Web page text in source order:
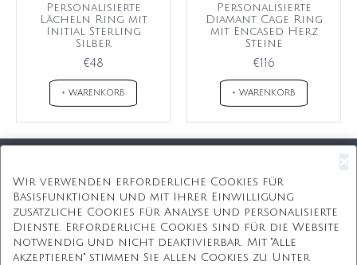
Personalisierte
Lächeln Ring mit
Initial Sterling
Silber
€48
+ WARENKORB
Personalisierte
Diamant Cage Ring
mit Encased Herz
Steine
€116
+ WARENKORB
Kostenlose Geschenkbox
Kostenlose Gravur
Wir verwenden erforderliche Cookies für
Basisfunktionen und mit Ihrer Einwilligung
zusätzliche Cookies für Analyse und personalisierte
Dienste. Erforderliche Cookies sind für die Website
notwendig und nicht deaktivierbar. Mit "Alle
akzeptieren" stimmen Sie allen Cookies zu. Unter